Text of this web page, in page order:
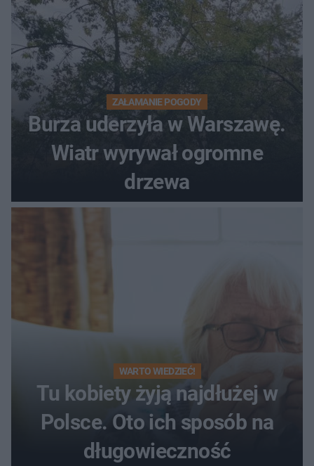
ZAŁAMANIE POGODY
Burza uderzyła w Warszawę.
Wiatr wyrywał ogromne
drzewa
WARTO WIEDZIEĆ!
Tu kobiety żyją najdłużej w
Polsce. Oto ich sposób na
długowieczność